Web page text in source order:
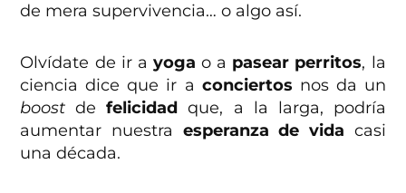
de mera supervivencia… o algo así.
Olvídate de ir a yoga o a pasear perritos, la
ciencia dice que ir a conciertos nos da un
boost defelicidad que, a la larga, podría
aumentar nuestra esperanza de vida casi
una década.